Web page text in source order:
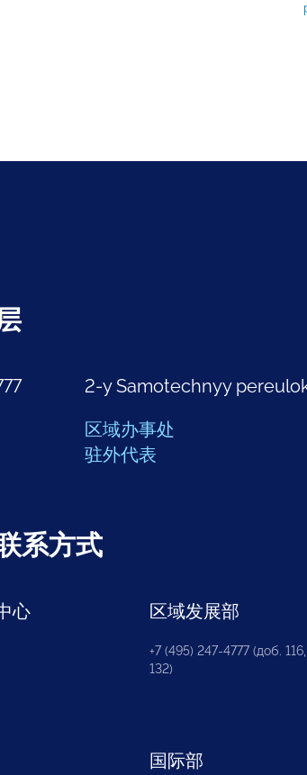
2-y Samotechnyy
区域办事处
驻外代表
系方式
心 区域发展部
+7 (495) 247-4777 (доб. 116,
132)
国际部